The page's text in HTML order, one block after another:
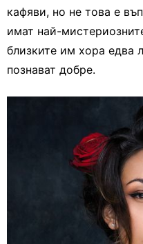
кафяви, но не това е
имат най-
близките им хора едва
познават добре.